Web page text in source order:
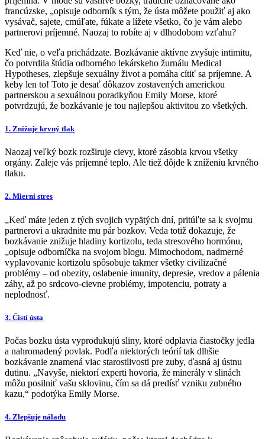
francúzske, „opisuje odborník s tým, že ústa môžete použiť aj ako
vysávač, sajete, cmúľate, fúkate a lížete všetko, čo je vám alebo
partnerovi príjemné. Naozaj to robíte aj v dlhodobom vzťahu?
Keď nie, o veľa prichádzate. Bozkávanie aktívne zvyšuje intimitu,
čo potvrdila štúdia odborného lekárskeho žurnálu Medical
Hypotheses, zlepšuje sexuálny život a pomáha cítiť sa príjemne. A
keby len to! Toto je desať dôkazov zostavených americkou
partnerskou a sexuálnou poradkyňou Emily Morse, ktoré
potvrdzujú, že bozkávanie je tou najlepšou aktivitou zo všetkých.
1. Znižuje krvný tlak
Naozaj veľký bozk rozširuje cievy, ktoré zásobia krvou všetky
orgány. Zaleje vás príjemné teplo. Ale tiež dôjde k zníženiu krvného
tlaku.
2. Mierni stres
„Keď máte jeden z tých svojich vypätých dní, pritúľte sa k svojmu
partnerovi a ukradnite mu pár bozkov. Veda totiž dokazuje, že
bozkávanie znižuje hladiny kortizolu, teda stresového hormónu,
„opisuje odborníčka na svojom blogu. Mimochodom, nadmerné
vyplavovanie kortizolu spôsobuje takmer všetky civilizačné
problémy – od obezity, oslabenie imunity, depresie, vredov a pálenia
záhy, až po srdcovo-cievne problémy, impotenciu, potraty a
neplodnosť.
3. Čistí ústa
Počas bozku ústa vyprodukujú sliny, ktoré odplavia čiastočky jedla
a nahromadený povlak. Podľa niektorých teórií tak dlhšie
bozkávanie znamená viac starostlivosti pre zuby, ďasná aj ústnu
dutinu. „Navyše, niektorí experti hovoria, že minerály v slinách
môžu posilniť vašu sklovinu, čím sa dá predísť vzniku zubného
kazu,“ podotýka Emily Morse.
4. Zlepšuje náladu